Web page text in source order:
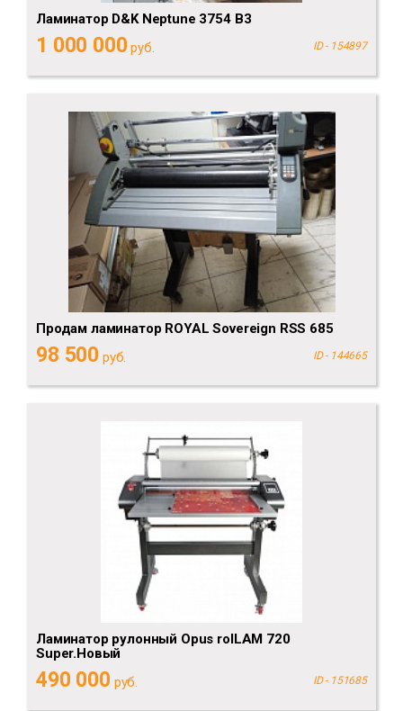
Ламинатор D&K Neptune 3754 B3
1 000 000 руб. ID - 154897
Продам ламинатор ROYAL Sovereign RSS 685
98 500 руб. ID - 144665
Ламинатор рулонный Opus rolLAM 720
Super.Новый
490 000 руб. ID - 151685